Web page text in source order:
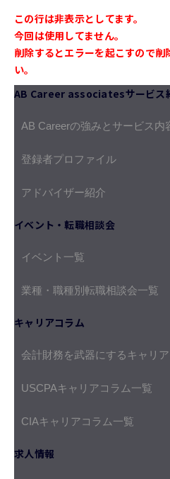
この行は非表示としてます。
今回は使用してません。
削除するとエラーを起こすので削
い。
AB Career associatesサービス
AB Careerの強みとサービス内
登録者プロファイル
アドバイザー紹介
イベント・転職相談会
イベント一覧
業種・職種別転職相談会一覧
キャリアコラム
会計財務を武器にするキャリ
USCPAキャリアコラム一覧
CIAキャリアコラム一覧
求人情報